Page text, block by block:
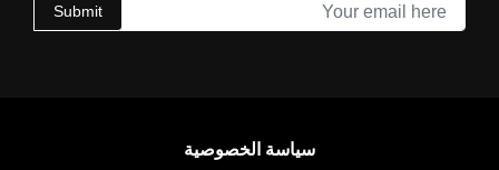
Submit
سياسة الخصوصية